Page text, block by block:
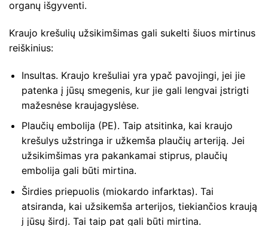
organų išgyventi.
Kraujo krešulių užsikimšimas gali sukelti šiuos mirtinus
reiškinius:
Insultas. Kraujo krešuliai yra ypač pavojingi, jei jie
patenka į jūsų smegenis, kur jie gali lengvai įstrigti
mažesnėse kraujagyslėse.
Plaučių embolija (PE). Taip atsitinka, kai kraujo
krešulys užstringa ir užkemša plaučių arteriją. Jei
užsikimšimas yra pakankamai stiprus, plaučių
embolija gali būti mirtina.
Širdies priepuolis (miokardo infarktas). Tai
atsiranda, kai užsikemša arterijos, tiekiančios kraują
į jūsų širdį. Tai taip pat gali būti mirtina.